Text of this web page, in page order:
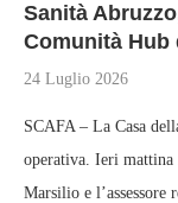
Sanità
Comunità Hub
24 Luglio 2026
SCAFA – La Casa
operativa. Ieri mattina
Marsilio e